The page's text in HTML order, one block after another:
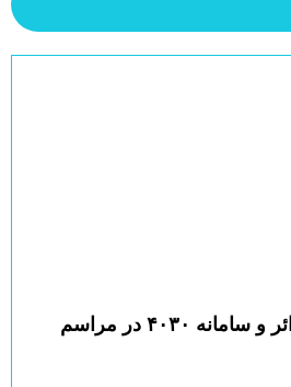
آغاز به کار راهنمای زائر و سامانه ۴۰۳۰ در مراسم